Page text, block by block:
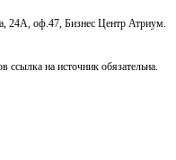
24А, оф.47, Бизнес Центр Атриум.
на источник обязательна.